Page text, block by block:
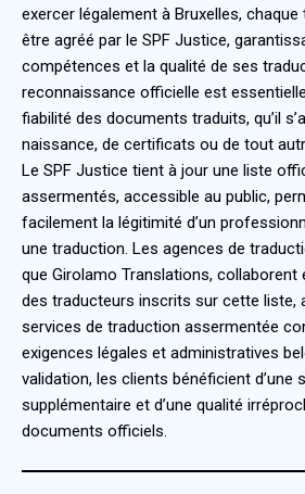
exercer légalement à Bruxelles,
être agréé par le SPF Justice,
compétences et la qualité de ses
reconnaissance officielle est
fiabilité des documents traduits, qu’il
naissance, de certificats ou de tout
Le SPF Justice tient à jour une liste
assermentés, accessible au public,
facilement la légitimité d’un
une traduction. Les agences de
que Girolamo Translations, collaborent
des traducteurs inscrits sur cette liste,
services de traduction assermentée
exigences légales et administratives
validation, les clients bénéficient d’une
supplémentaire et d’une qualité
documents officiels.